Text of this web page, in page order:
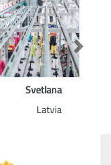
Svetlana
Latvia
Next